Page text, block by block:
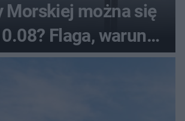
Morskiej można się
Flaga, warunki
pogodowe